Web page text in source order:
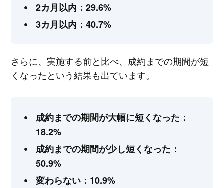
2カ月以内：29.6%
3カ月以内：40.7%
さらに、実施する前と比べ、成約までの期間が短
くなったという結果も出ています。
成約までの期間が大幅に短くなった：
18.2%
成約までの期間が少し短くなった：
50.9%
変わらない：10.9%